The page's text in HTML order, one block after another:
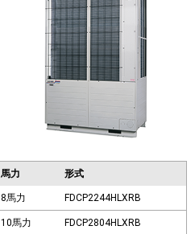
馬力 形式
8馬力 FDCP2244HLXRB
10馬力 FDCP2804HLXRB